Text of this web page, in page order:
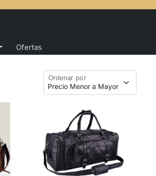
Ofertas
Ordenar por